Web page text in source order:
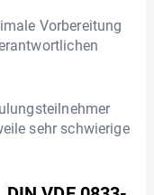
Vorbereitung
sehr schwierige